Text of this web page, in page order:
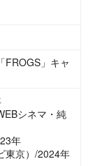
FROGS」キャ
シネマ・純
年
東京）/2024年